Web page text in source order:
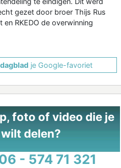
gezet door broer Thijs Rus
RKEDO de overwinning
je Google-favoriet
foto of video die je
delen?
- 574 71 321